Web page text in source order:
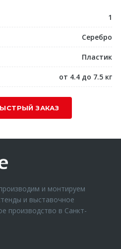
1
Серебро
Пластик
от 4.4 до 7.5 кг
и монтируем
и выставочное
производство в Санкт-